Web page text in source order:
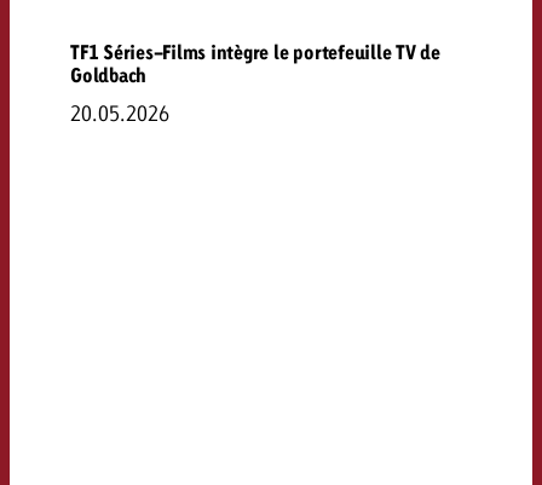
TF1 Séries-Films intègre le portefeuille TV de
Goldbach
20.05.2026